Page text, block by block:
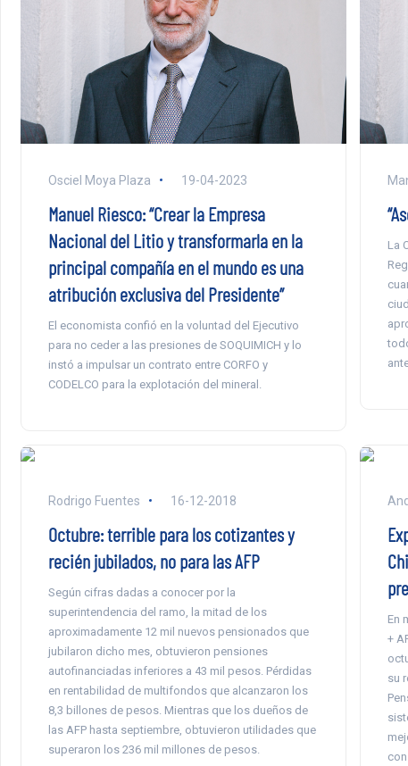
Osciel Moya Plaza 19-04-2023
Manuel Riesco: “Crear la Empresa
Nacional del Litio y transformarla en la
principal compañía en el mundo es una
atribución exclusiva del Presidente”
El economista confió en la voluntad del Ejecutivo
para no ceder a las presiones de SOQUIMICH y lo
instó a impulsar un contrato entre CORFO y
CODELCO para la explotación del mineral.
La
Rodrigo Fuentes 16-12-2018
Octubre: terrible para los cotizantes y
recién jubilados, no para las AFP
Según cifras dadas a conocer por la
superintendencia del ramo, la mitad de los
aproximadamente 12 mil nuevos pensionados que
jubilaron dicho mes, obtuvieron pensiones
autofinanciadas inferiores a 43 mil pesos. Pérdidas
en rentabilidad de multifondos que alcanzaron los
8,3 billones de pesos. Mientras que los dueños de
las AFP hasta septiembre, obtuvieron utilidades que
superaron los 236 mil millones de pesos.
En
+
su